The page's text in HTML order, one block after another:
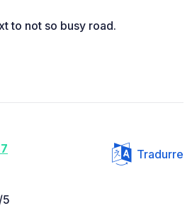
to not so busy road.
Tradurre